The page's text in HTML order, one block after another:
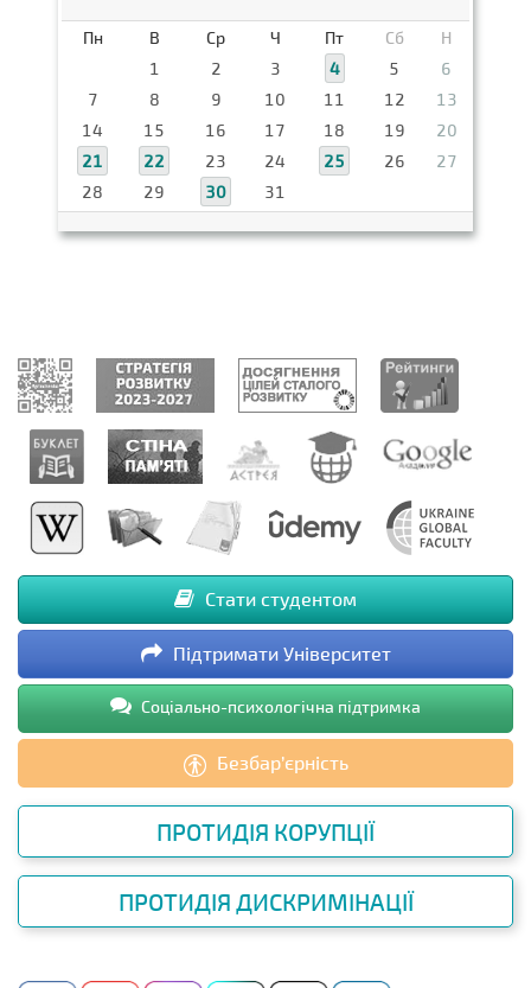
Пн В Ср Ч Пт Сб
Н
1
2 3 4 5
6
7
8 9 10 11 12
13
14
15 16 17 18 19
20
21
22 23 24 25 26
27
28
29 30 31
Стати студентом
Підтримати Університет
Соціально-психологічна підтримка
Безбар’єрність
ПРОТИДІЯ КОРУПЦІЇ
ПРОТИДІЯ ДИСКРИМІНАЦІЇ